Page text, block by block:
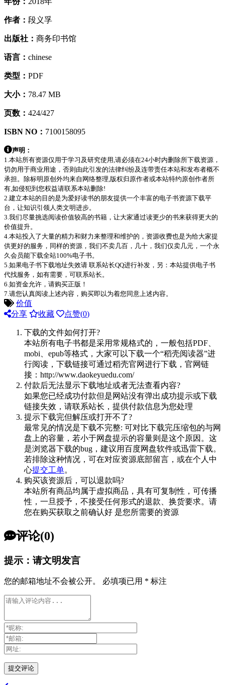
作者： 段义孚
出版社： 商务印书馆
语言： chinese
类型： PDF
大小： 78.47 MB
页数： 424/427
ISBN NO： 7100158095
声明：
1.本站所有资源仅用于学习及研究使用,请必须在24小时内删除所下载资源，
切勿用于商业用途，否则由此引发的法律纠纷及连带责任本站和发布者概不
承担。除标明原创外均来自网络整理,版权归原作者或本站特约原创作者所
有,如侵犯到您权益请联系本站删除!
2.建立本站的目的是为爱好读书的朋友提供一个丰富的电子书资源下载平
台，让知识引领人类文明进步。
3.我们尽量挑选阅读价值较高的书籍，让大家通过读更少的书来获得更大的
价值提升。
4.本站投入了大量的精力和财力来整理和维护的，资源收费也是为给大家提
供更好的服务，同样的资源，我们不卖几百，几十，我们仅卖几元，一个永
久会员能下载全站100%电子书。
5.如果电子书下载地址失效请 联系站长QQ进行补发，另：本站提供电子书
代找服务，如有需要，可联系站长。
6.如资金允许，请购买正版！
7.请您认真阅读上述内容，购买即以为着您同意上述内容。
价值
分享
收藏 点赞(0)
下载的文件如何打开?
本站所有电子书都是采用常规格式的，一般包括PDF、
mobi、epub等格式，大家可以下载一个“稻壳阅读器”进
行阅读，下载链接可通过稻壳官网进行下载，官网链
接：http://www.daokeyuedu.com/
付款后无法显示下载地址或者无法查看内容?
如果您已经成功付款但是网站没有弹出成功提示或下载
链接失效，请联系站长，提供付款信息为您处理
提示下载完但解压或打开不了?
最常见的情况是下载不完整: 可对比下载完压缩包的与网
盘上的容量，若小于网盘提示的容量则是这个原因。这
是浏览器下载的bug，建议用百度网盘软件或迅雷下载。
若排除这种情况，可在对应资源底部留言，或在个人中
心提交工单。
购买该资源后，可以退款吗?
本站所有商品均属于虚拟商品，具有可复制性，可传播
性，一旦授予，不接受任何形式的退款、换货要求。请
您在购买获取之前确认好 是您所需要的资源
评论(0)
提示：请文明发言
您的邮箱地址不会被公开。 必填项已用 * 标注